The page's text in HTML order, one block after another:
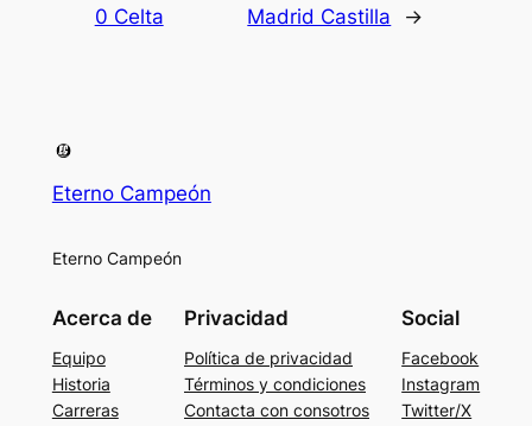
0 Celta
Madrid Castilla
→
Eterno Campeón
Eterno Campeón
Acerca de
Equipo
Historia
Carreras
Privacidad
Política de privacidad
Términos y condiciones
Contacta con consotros
Social
Facebook
Instagram
Twitter/X